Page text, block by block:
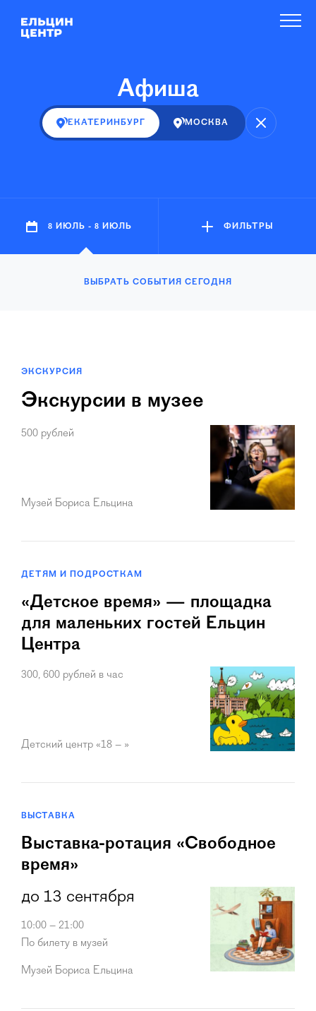
Афиша
ЕКАТЕРИНБУРГ МОСКВА
8 ИЮЛЬ - 8 ИЮЛЬ ФИЛЬТРЫ
ВЫБРАТЬ СОБЫТИЯ СЕГОДНЯ
ЭКСКУРСИЯ
Экскурсии в музее
500 рублей
Музей Бориса Ельцина
ДЕТЯМ И ПОДРОСТКАМ
«Детское время» — площадка
для маленьких гостей Ельцин
Центра
300, 600 рублей в час
Детский центр «18 – »
ВЫСТАВКА
Выставка-ротация «Свободное
время»
до 13 сентября
10:00 – 21:00
По билету в музей
Музей Бориса Ельцина